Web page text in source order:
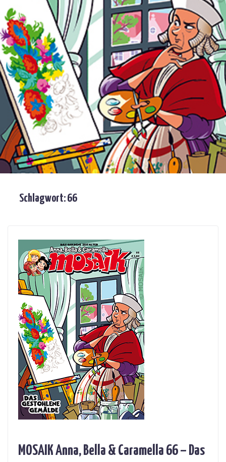
Schlagwort:66
MOSAIK Anna, Bella & Caramella 66 – Das